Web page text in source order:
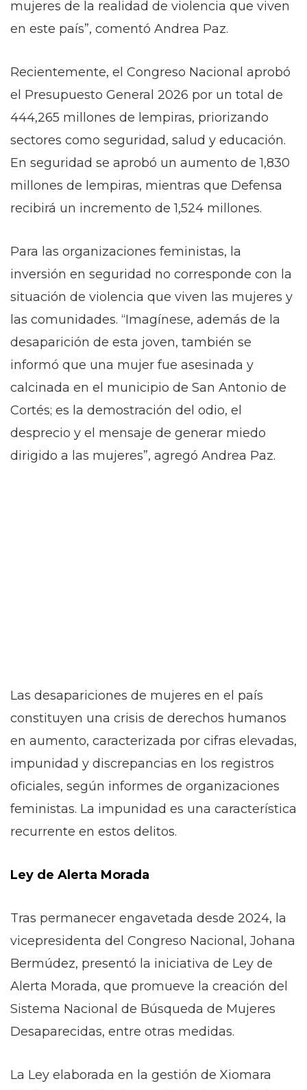
mujeres de la realidad de violencia que viven
en este país”, comentó Andrea Paz.
Recientemente, el Congreso Nacional aprobó
el Presupuesto General 2026 por un total de
444,265 millones de lempiras, priorizando
sectores como seguridad, salud y educación.
En seguridad se aprobó un aumento de 1,830
millones de lempiras, mientras que Defensa
recibirá un incremento de 1,524 millones.
Para las organizaciones feministas, la
inversión en seguridad no corresponde con la
situación de violencia que viven las mujeres y
las comunidades. “Imagínese, además de la
desaparición de esta joven, también se
informó que una mujer fue asesinada y
calcinada en el municipio de San Antonio de
Cortés; es la demostración del odio, el
desprecio y el mensaje de generar miedo
dirigido a las mujeres”, agregó Andrea Paz.
Las desapariciones de mujeres en el país
constituyen una crisis de derechos humanos
en aumento, caracterizada por cifras elevadas,
impunidad y discrepancias en los registros
oficiales, según informes de organizaciones
feministas. La impunidad es una característica
recurrente en estos delitos.
Ley de Alerta Morada
Tras permanecer engavetada desde 2024, la
vicepresidenta del Congreso Nacional, Johana
Bermúdez, presentó la iniciativa de Ley de
Alerta Morada, que promueve la creación del
Sistema Nacional de Búsqueda de Mujeres
Desaparecidas, entre otras medidas.
La Ley elaborada en la gestión de Xiomara